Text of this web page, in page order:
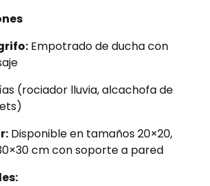
Empotrado de ducha con
(rociador lluvia, alcachofa de
Disponible en tamaños 20×20,
cm con soporte a pared